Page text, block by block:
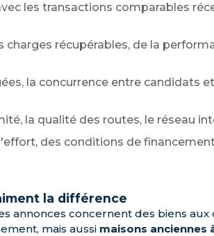
les transactions comparables
charges récupérables, de la
la concurrence entre candidats
la qualité des routes, le réseau
des conditions de
la différence
annonces concernent des biens
mais aussi maisons anciennes